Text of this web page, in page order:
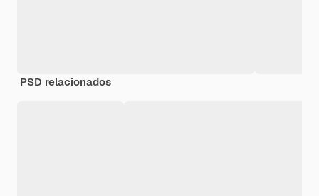
PSD relacionados